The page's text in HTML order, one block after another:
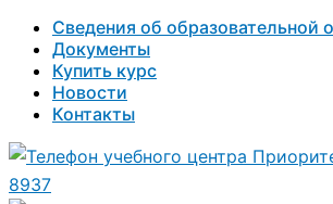
Сведения об образовательной
Документы
Купить курс
Новости
Контакты
8937